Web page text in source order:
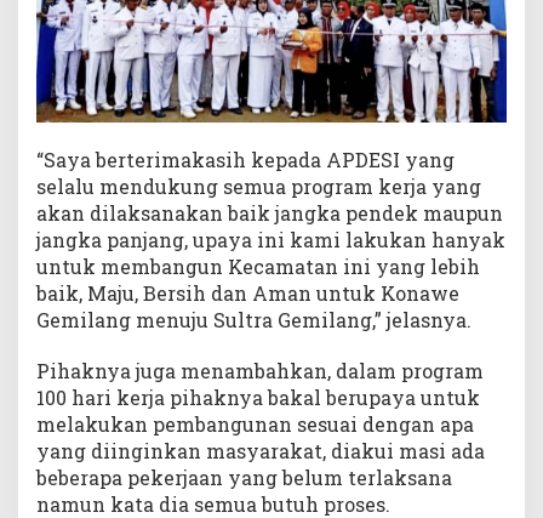
“Saya berterimakasih kepada APDESI yang
selalu mendukung semua program kerja yang
akan dilaksanakan baik jangka pendek maupun
jangka panjang, upaya ini kami lakukan hanyak
untuk membangun Kecamatan ini yang lebih
baik, Maju, Bersih dan Aman untuk Konawe
Gemilang menuju Sultra Gemilang,” jelasnya.
Pihaknya juga menambahkan, dalam program
100 hari kerja pihaknya bakal berupaya untuk
melakukan pembangunan sesuai dengan apa
yang diinginkan masyarakat, diakui masi ada
beberapa pekerjaan yang belum terlaksana
namun kata dia semua butuh proses.